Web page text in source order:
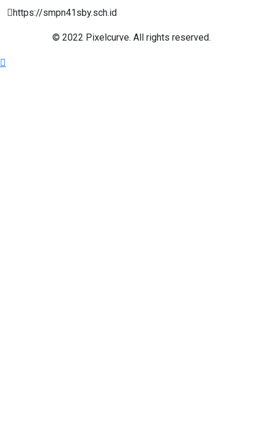
https://smpn41sby.sch.id
© 2022 Pixelcurve. All rights reserved.